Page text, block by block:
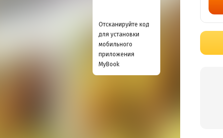
Отсканируйте код
для установки
мобильного
приложения
MyBook